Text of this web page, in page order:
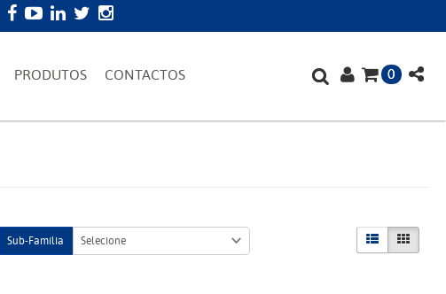
PRODUTOS CONTACTOS 0
Sub-Família
Selecione